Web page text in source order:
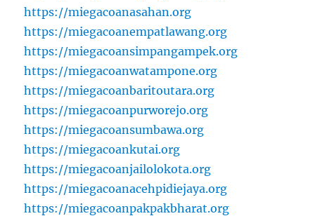
https://miegacoanasahan.org
https://miegacoanempatlawang.org
https://miegacoansimpangampek.org
https://miegacoanwatampone.org
https://miegacoanbaritoutara.org
https://miegacoanpurworejo.org
https://miegacoansumbawa.org
https://miegacoankutai.org
https://miegacoanjailolokota.org
https://miegacoanacehpidiejaya.org
https://miegacoanpakpakbharat.org